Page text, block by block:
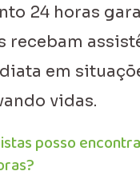
24 horas
recebam
em
vidas.
posso